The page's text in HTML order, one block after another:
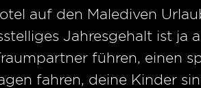
auf den Malediven
Jahresgehalt ist ja
führen, einen
fahren, deine Kinder